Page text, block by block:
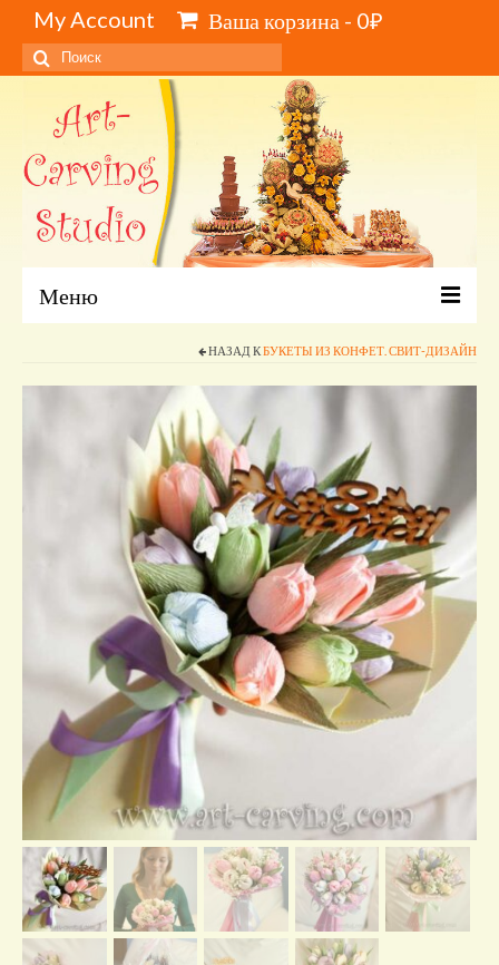
My Account Ваша корзина - 0₽
Искать:
Меню
Каталог и цены
Обучение карвингу, свиту, видеокурсы
Инструменты
Отзывы о нас
Контакты/доставка
НАЗАД КБУКЕТЫ ИЗ КОНФЕТ. СВИТ-ДИЗАЙН